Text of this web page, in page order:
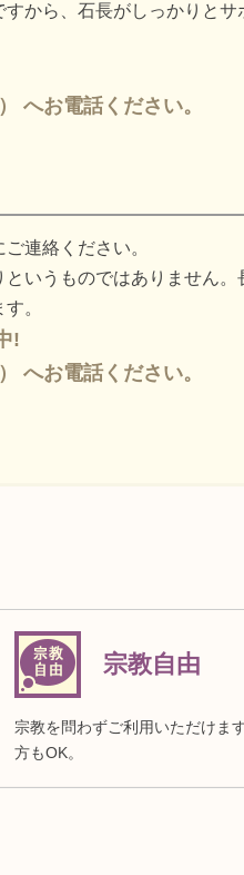
から、石長がしっかりと
へお電話ください。
連絡ください。
いうものではありません
。
!
へお電話ください。
宗教自由
宗教を問わずご利用いただけま
方もOK。